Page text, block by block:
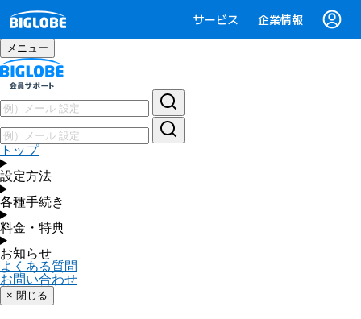
サービス 企業情報
メニュー
トップ
設定方法
各種手続き
料金・特典
お知らせ
よくある質問
お問い合わせ
× 閉じる